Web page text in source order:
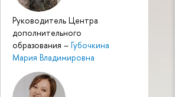
Руководитель Центра
дополнительного
образования – Губочкина
Мария Владимировна